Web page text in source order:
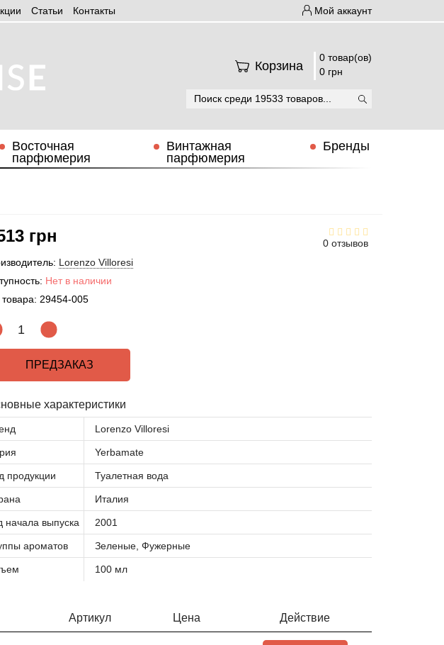
Статьи Контакты Мой аккаунт
Корзина
0 товар(ов)
0 грн
Восточная
парфюмерия
Винтажная
парфюмерия
Бренды
0 отзывов
грн
Lorenzo Villoresi
Нет в наличии
29454-005
ПРЕДЗАКАЗ
характеристики
Lorenzo Villoresi
Yerbamate
продукции Туалетная вода
Италия
начала выпуска 2001
ароматов Зеленые, Фужерные
100 мл
Артикул Цена Действие